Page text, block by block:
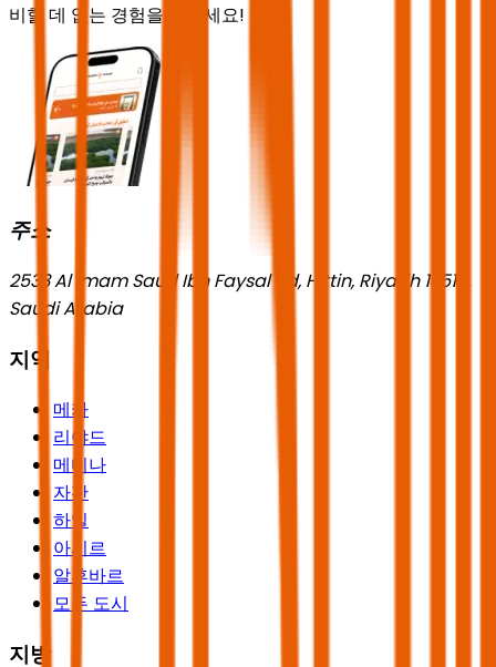
비할 데 없는 경험을 즐기세요!
주소
2533 Al Imam Saud Ibn Faysal Rd, Hittin, Riyadh 13518,
Saudi Arabia
지역
메카
리야드
메디나
자잔
하일
아시르
알후바르
모든 도시
지방